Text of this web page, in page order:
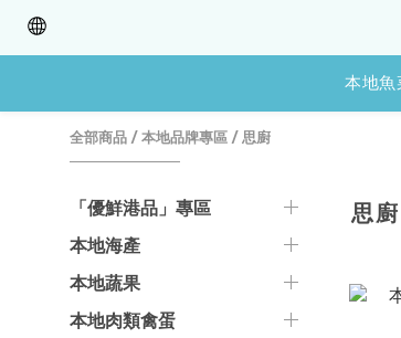
本地魚
全部商品 /本地品牌專區 / 思廚
「優鮮港品」專區
本地海產
本地蔬果
本地肉類禽蛋
思廚